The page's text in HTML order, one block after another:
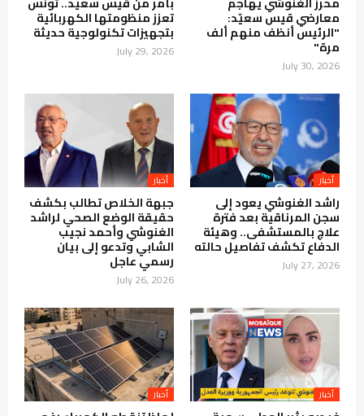
معارضي قيس سعيّد:
"الرئيس أنظف منهم ألف
مرة"
July 30, 2026
تعزز منظومتها الكهربائية
بتجهيزات تكنولوجية حديثة
July 29, 2026
أخبار
راشد الغنوشي يعود إلى
سجن المرناقية بعد فترة
علاج بالمستشفى.. وهيئة
الدفاع تكشف تفاصيل حالته
July 27, 2026
أخبار
جبهة الخلاص تطالب بكشف
حقيقة الوضع الصحي لراشد
الغنوشي وأحمد نجيب
الشابي وتدعو إلى بيان
رسمي عاجل
July 26, 2026
أخبار أخبار